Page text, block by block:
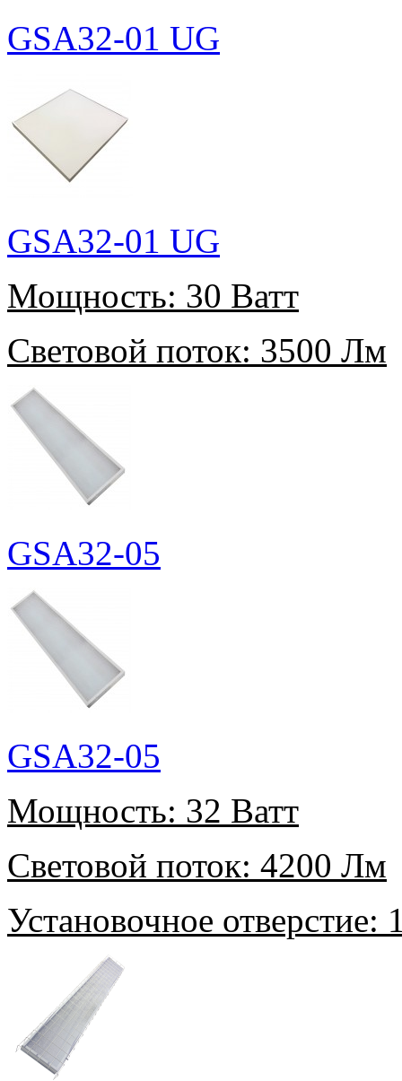
GSA32-01 UG
GSA32-01 UG
Мощность: 30 Ватт
Световой поток: 3500 Лм
GSA32-05
GSA32-05
Мощность: 32 Ватт
Световой поток: 4200 Лм
Установочное отверстие: